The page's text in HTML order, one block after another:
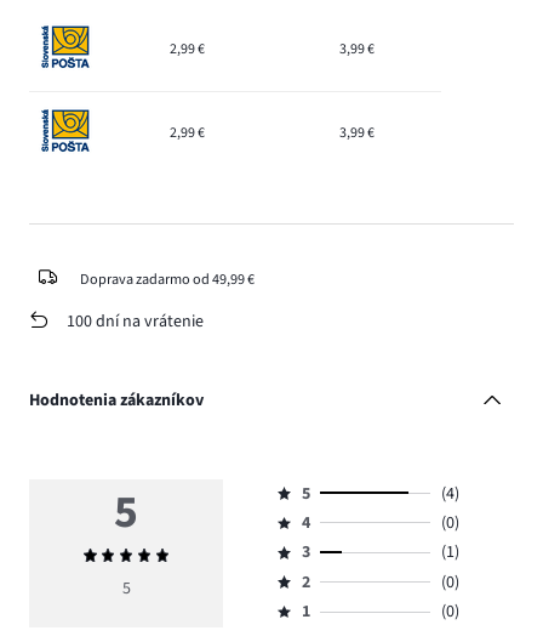
2,99 € 3,99 €
2,99 € 3,99 €
Doprava zadarmo od 49,99 €
100 dní na vrátenie
Hodnotenia zákazníkov
5
Priemerné
hodnotenie
5
Hodnotenie
5,
počet
hlasov
4.
5
(4)
Hodnotenie
4,
počet
hlasov
4
(0)
Hodnotenie
3,
počet
3
(1)
Hodnotenie
2,
2
(0)
Hodnotenie
1 (0)